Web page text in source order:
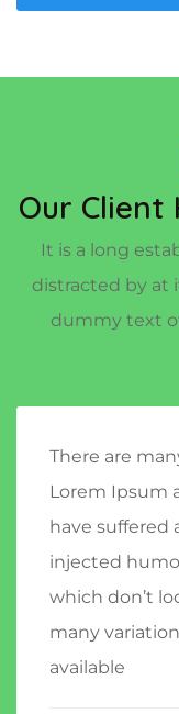
Our Client
It is a long
distracted by at
dummy text
There are
Lorem Ipsum
have suffered
injected
which don’t
many
available